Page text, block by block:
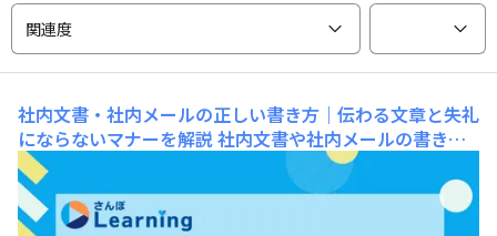
関連度
社内文書・社内メールの正しい書き方｜伝わる文章と失礼
にならないマナーを解説社内文書や社内メールの書き方
に迷ったことはありませんか？ 本記事では、件名の付け
方・宛名の書き方・伝わる文章構成など、失礼にならず、
効率的に伝えるビジネス文書の基本を具体例付きで解説し